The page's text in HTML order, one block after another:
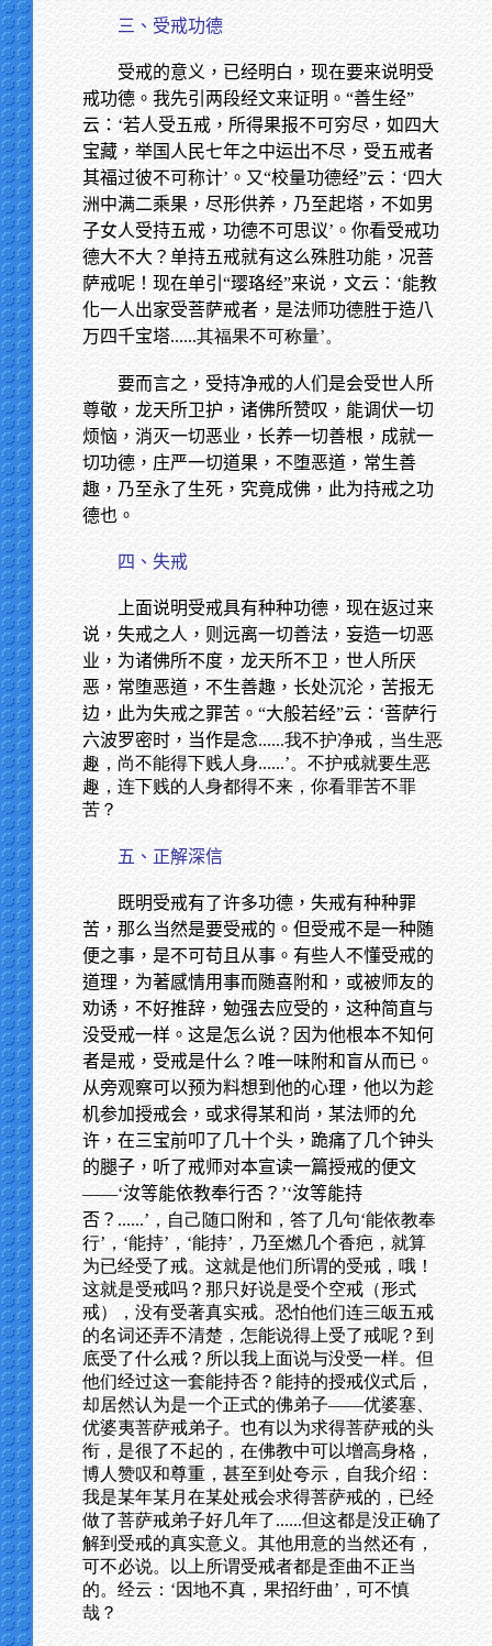
三、受戒功德
受戒的意义，已经明白，现在要来说明受
戒功德。我先引两段经文来证明。“善生经”
云：‘若人受五戒，所得果报不可穷尽，如四大
宝藏，举国人民七年之中运出不尽，受五戒者
其福过彼不可称计’。又“校量功德经”云：‘四大
洲中满二乘果，尽形供养，乃至起塔，不如男
子女人受持五戒，功德不可思议’。你看受戒功
德大不大？单持五戒就有这么殊胜功能，况菩
萨戒呢！现在单引“璎珞经”来说，文云：‘能教
化一人出家受菩萨戒者，是法师功德胜于造八
万四千宝塔......其福果不可称量’。
要而言之，受持净戒的人们是会受世人所
尊敬，龙天所卫护，诸佛所赞叹，能调伏一切
烦恼，消灭一切恶业，长养一切善根，成就一
切功德，庄严一切道果，不堕恶道，常生善
趣，乃至永了生死，究竟成佛，此为持戒之功
德也。
四、失戒
上面说明受戒具有种种功德，现在返过来
说，失戒之人，则远离一切善法，妄造一切恶
业，为诸佛所不度，龙天所不卫，世人所厌
恶，常堕恶道，不生善趣，长处沉沦，苦报无
边，此为失戒之罪苦。“大般若经”云：‘菩萨行
六波罗密时，当作是念......我不护净戒，当生恶
趣，尚不能得下贱人身......’。不护戒就要生恶
趣，连下贱的人身都得不来，你看罪苦不罪
苦？
五、正解深信
既明受戒有了许多功德，失戒有种种罪
苦，那么当然是要受戒的。但受戒不是一种随
便之事，是不可苟且从事。有些人不懂受戒的
道理，为著感情用事而随喜附和，或被师友的
劝诱，不好推辞，勉强去应受的，这种简直与
没受戒一样。这是怎么说？因为他根本不知何
者是戒，受戒是什么？唯一味附和盲从而已。
从旁观察可以预为料想到他的心理，他以为趁
机参加授戒会，或求得某和尚，某法师的允
许，在三宝前叩了几十个头，跪痛了几个钟头
的腿子，听了戒师对本宣读一篇授戒的便文
——‘汝等能依教奉行否？’‘汝等能持
否？ ......’，自己随口附和，答了几句‘能依教奉
行’，‘能持’，‘能持’，乃至燃几个香疤，就算
为已经受了戒。这就是他们所谓的受戒，哦！
这就是受戒吗？那只好说是受个空戒（形式
戒），没有受著真实戒。恐怕他们连三皈五戒
的名词还弄不清楚，怎能说得上受了戒呢？到
底受了什么戒？所以我上面说与没受一样。但
他们经过这一套能持否？能持的授戒仪式后，
却居然认为是一个正式的佛弟子——优婆塞、
优婆夷菩萨戒弟子。也有以为求得菩萨戒的头
衔，是很了不起的，在佛教中可以增高身格，
博人赞叹和尊重，甚至到处夸示，自我介绍：
我是某年某月在某处戒会求得菩萨戒的，已经
做了菩萨戒弟子好几年了......但这都是没正确了
解到受戒的真实意义。其他用意的当然还有，
可不必说。以上所谓受戒者都是歪曲不正当
的。经云：‘因地不真，果招纡曲’，可不慎
哉？